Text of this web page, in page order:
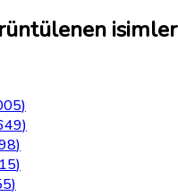
isimler
)
)
)
)
)